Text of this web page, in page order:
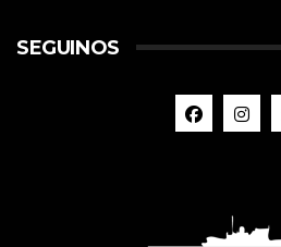
SEGUINOS